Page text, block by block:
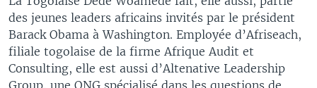
des jeunes leaders africains invités par le président
Barack Obama à Washington. Employée d’Afriseach,
filiale togolaise de la firme Afrique Audit et
Consulting, elle est aussi d’Altenative Leadership
Group, une ONG spécialisé dans les questions de